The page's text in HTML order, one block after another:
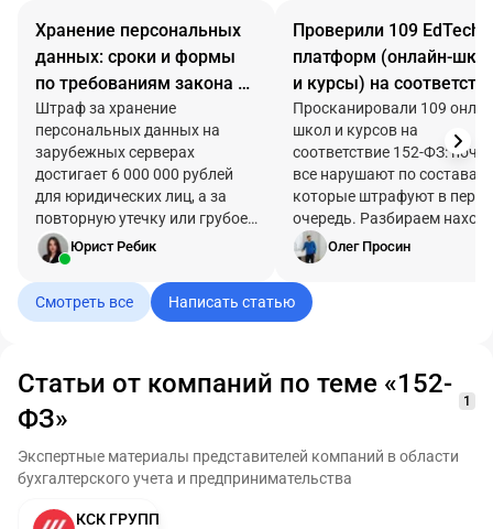
Хранение персональных
данных: сроки и формы
по требованиям закона в
июле 2026 года
Штраф за хранение
персональных данных на
зарубежных серверах
достигает 6 000 000 рублей
для юридических лиц, а за
повторную утечку или грубое
нарушение правил хранения —
1-3% годовой выручки для
отдельных категорий
операторов. Штраф за
данных составляет до 500 000
рублей для юридических лиц.
Юрист Ребик
Проверили 109 EdTech-
платформ (онлайн-
и курсы) на
152-ФЗ: почти все
нарушают, и вот чем
грозит
Просканировали 109
школ и курсов на
соответствие 152-ФЗ: почти
все нарушают по
которые штрафуют в
очередь. Разбираем
привязываем к нормам и
суммам штрафов и даем
лист самопроверки,
применимый к любому
Олег Просин
Смотреть все Написать статью
Статьи от компаний по теме «152-
ФЗ»
1
Экспертные материалы представителей компаний в области
бухгалтерского учета и предпринимательства
КСК ГРУПП